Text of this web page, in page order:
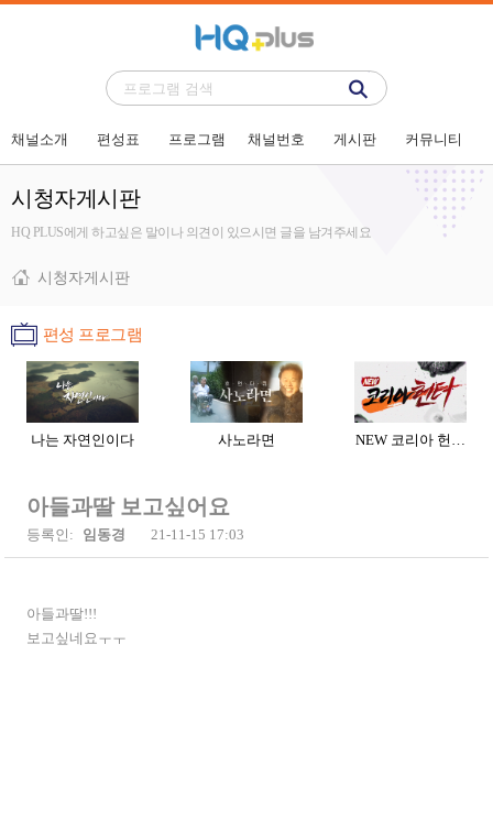
채널소개 편성표 프로그램 채널번호 게시판 커뮤니티
시청자게시판
HQ PLUS에게 하고싶은 말이나 의견이 있으시면 글을 남겨주세요
시청자게시판
편성 프로그램
나는 자연인이다 사노라면 NEW 코리아 헌…
아들과딸 보고싶어요
등록인: 임동경 21-11-15 17:03
아들과딸!!!
보고싶네요ㅜㅜ